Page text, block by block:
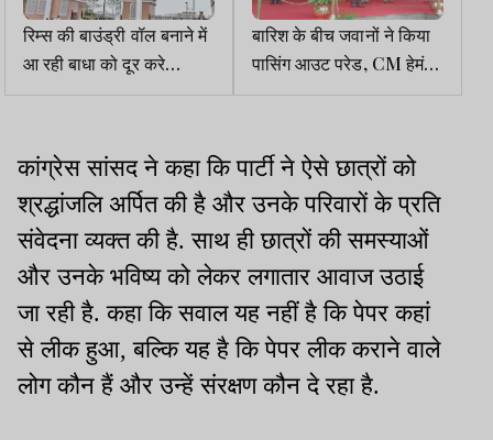
रिम्स की बाउंड्री वॉल बनाने में
आ रही बाधा को दूर करे
सरकार, SSP पुलिस सुरक्षा दे :
बारिश के बीच जवानों ने किया
पासिंग आउट परेड, CM हेमंत
ने दी नई जिम्मेदारियों की सीख
कांग्रेस सांसद ने कहा कि पार्टी ने ऐसे छात्रों को
श्रद्धांजलि अर्पित की है और उनके परिवारों के प्रति
संवेदना व्यक्त की है. साथ ही छात्रों की समस्याओं
और उनके भविष्य को लेकर लगातार आवाज उठाई
जा रही है. कहा कि सवाल यह नहीं है कि पेपर कहां
से लीक हुआ, बल्कि यह है कि पेपर लीक कराने वाले
लोग कौन हैं और उन्हें संरक्षण कौन दे रहा है.